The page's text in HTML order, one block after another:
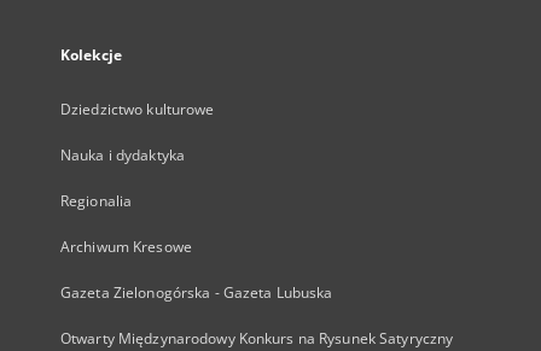
Kolekcje
Dziedzictwo kulturowe
Nauka i dydaktyka
Regionalia
Archiwum Kresowe
Gazeta Zielonogórska - Gazeta Lubuska
Otwarty Międzynarodowy Konkurs na Rysunek Satyryczny